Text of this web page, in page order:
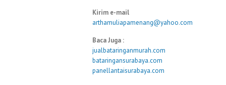
Kirim e-mail
arthamuliapamenang@yahoo.com
Baca Juga :
jualbataringanmurah.com
bataringansurabaya.com
panellantaisurabaya.com